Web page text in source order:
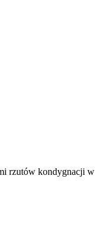
rzutów kondygnacji w